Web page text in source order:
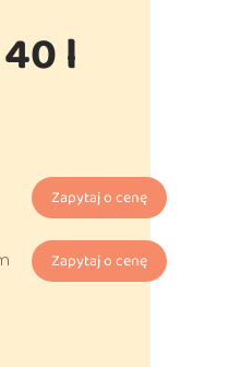
l
Zapytaj o cenę
Zapytaj o cenę